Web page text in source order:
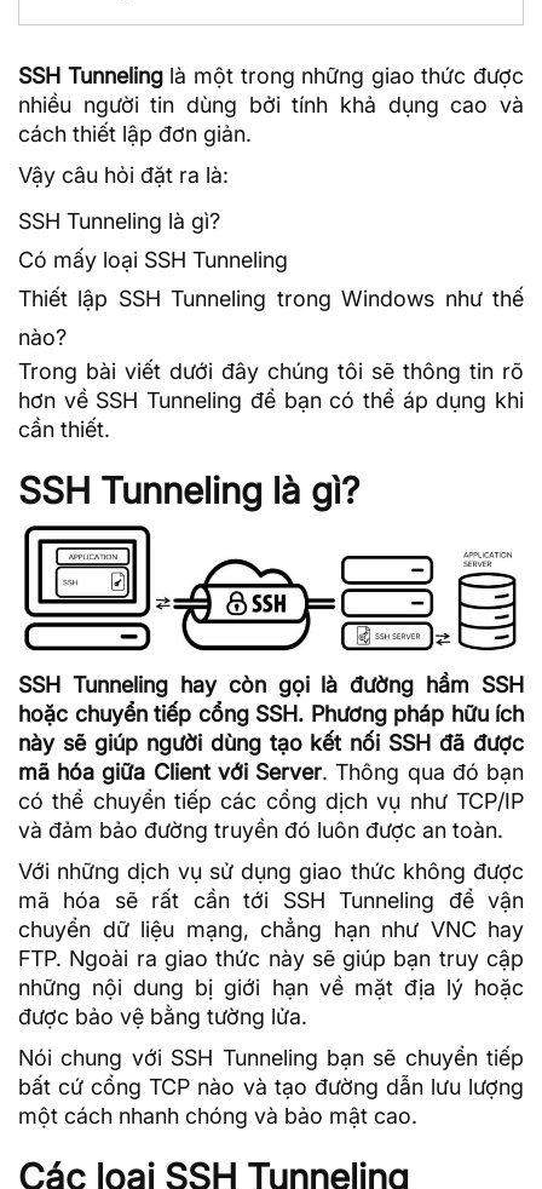
SSH Tunnelinglà một trong những giao thức được
nhiều người tin dùng bởi tính khả dụng cao và
cách thiết lập đơn giản.
Vậy câu hỏi đặt ra là:
SSH Tunneling là gì?
Có mấy loại SSH Tunneling
Thiết lập SSH Tunneling trong Windows như thế
nào?
Trong bài viết dưới đây chúng tôi sẽ thông tin rõ
hơn về SSH Tunneling để bạn có thể áp dụng khi
cần thiết.
SSH Tunneling là gì?
SSH Tunneling hay còn gọi là đường hầm SSH
hoặc chuyển tiếp cổng SSH. Phương pháp hữu ích
này sẽ giúp người dùng tạo kết nối SSH đã được
mã hóa giữa Client với Server. Thông qua đó bạn
có thể chuyển tiếp các cổng dịch vụ như TCP/IP
và đảm bảo đường truyền đó luôn được an toàn.
Với những dịch vụ sử dụng giao thức không được
mã hóa sẽ rất cần tới SSH Tunneling để vận
chuyển dữ liệu mạng, chẳng hạn như VNC hay
FTP. Ngoài ra giao thức này sẽ giúp bạn truy cập
những nội dung bị giới hạn về mặt địa lý hoặc
được bảo vệ bằng tường lửa.
Nói chung với SSH Tunneling bạn sẽ chuyển tiếp
bất cứ cổng TCP nào và tạo đường dẫn lưu lượng
một cách nhanh chóng và bảo mật cao.
Các loại SSH Tunneling